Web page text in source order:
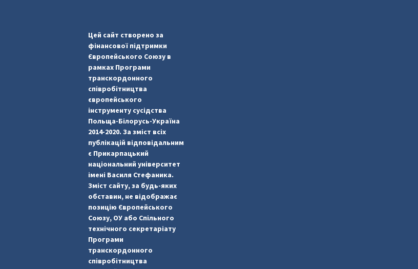
Цей сайт створено за
фінансової підтримки
Європейського Союзу в
рамках Програми
транскордонного
співробітництва
європейського
інструменту сусідства
Польща-Білорусь-Україна
2014-2020. За зміст всіх
публікацій відповідальним
є Прикарпацький
національний університет
імені Василя Стефаника.
Зміст сайту, за будь-яких
обставин, не відображає
позицію Європейського
Союзу, ОУ або Спільного
технічного секретаріату
Програми
транскордонного
співробітництва